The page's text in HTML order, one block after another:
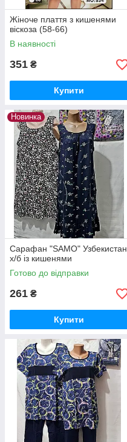
Жіноче плаття з кишенями
віскоза (58-66)
В наявності
351 ₴
Купити
Новинка
Сарафан "SAMO" Узбекистан
х/б із кишенями
Готово до відправки
261 ₴
Купити